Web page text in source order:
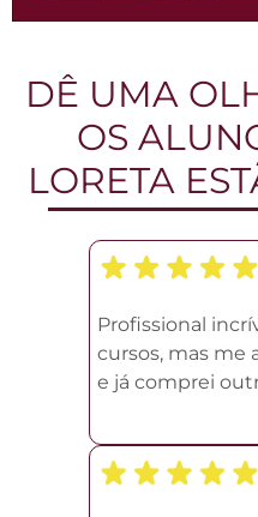
DÊ UMA
OS
LORETA
Profissional
cursos, mas me
e já comprei